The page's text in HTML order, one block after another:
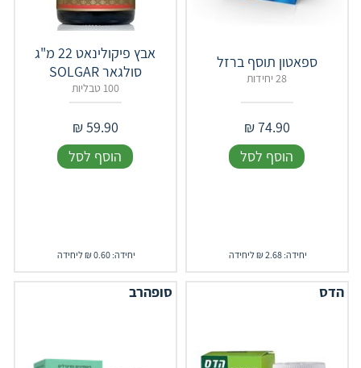
ספאטון תוסף ברזל
28 יחידות
74.90
₪
הוסף לסל
יחידה: 2.68 ₪ ליחידה
אבץ פיקולינאט 22 מ"ג
סולגאר SOLGAR
100 טבליות
59.90
₪
הוסף לסל
יחידה: 0.60 ₪ ליחידה
הדס סופהרב